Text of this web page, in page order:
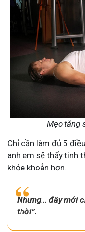
Mẹo tăng
Chỉ cần làm đủ 5
anh em sẽ thấy tinh
khỏe khoẳn hơn.
Nhưng… đây mới
thời”.